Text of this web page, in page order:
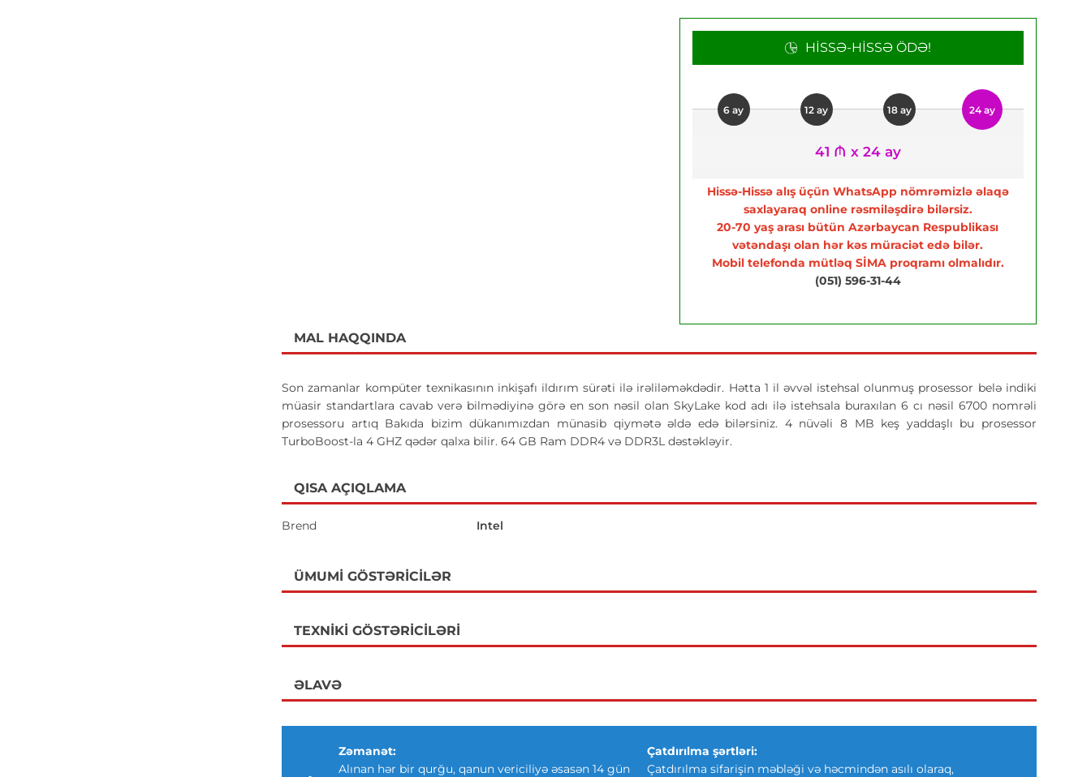
HISSƏ-HISSƏ ÖDƏ!
6 ay 12 ay 18 ay 24 ay
41 ₼ x 24 ay
Hissə-Hissə alış üçün WhatsApp nömrəmizlə əlaqə
saxlayaraq online rəsmiləşdirə bilərsiz.
20-70 yaş arası bütün Azərbaycan Respublikası
vətəndaşı olan hər kəs müraciət edə bilər.
Mobil telefonda mütləq SİMA proqramı olmalıdır.
(051) 596-31-44
MAL HAQQINDA
Son zamanlar kompüter texnikasının inkişafı ildırım sürəti ilə irəliləməkdədir. Hətta 1 il əvvəl istehsal olunmuş prosessor belə indiki
müasir standartlara cavab verə bilmədiyinə görə en son nəsil olan SkyLake kod adı ilə istehsala buraxılan 6 cı nəsil 6700 nomrəli
prosessoru artıq Bakıda bizim dükanımızdan münasib qiymətə əldə edə bilərsiniz. 4 nüvəli 8 MB keş yaddaşlı bu prosessor
TurboBoost-la 4 GHZ qədər qalxa bilir. 64 GB Ram DDR4 və DDR3L dəstəkləyir.
QISA AÇIQLAMA
Brend Intel
ÜMUMI GÖSTƏRICILƏR
TEXNIKI GÖSTƏRICILƏRI
ƏLAVƏ
Zəmanət:
Alınan hər bir qurğu, qanun vericiliyə əsasən 14 gün
Çatdırılma şərtləri:
Çatdırılma sifarişin məbləği və həcmindən asılı olaraq,